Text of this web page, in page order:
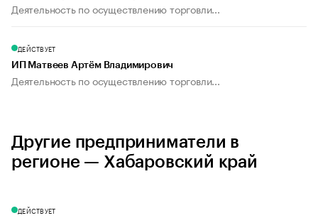
Деятельность по осуществлению торговли...
ДЕЙСТВУЕТ
ИП Матвеев Артём Владимирович
Деятельность по осуществлению торговли...
Другие предприниматели в
регионе — Хабаровский край
ДЕЙСТВУЕТ